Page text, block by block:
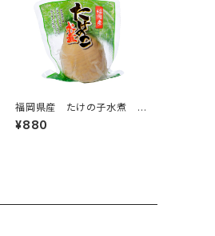
福岡県産 たけの子水煮 ハ
ーフ 250g
¥880